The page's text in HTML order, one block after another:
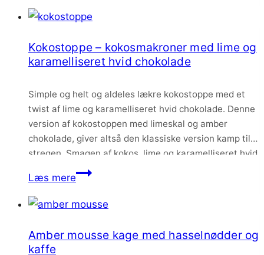
med
karamelganache
og
Kokostoppe – kokosmakroner med lime og
karamelliseret hvid chokolade
Simple og helt og aldeles lækre kokostoppe med et
twist af lime og karamelliseret hvid chokolade. Denne
version af kokostoppen med limeskal og amber
chokolade, giver altså den klassiske version kamp til
stregen. Smagen af kokos, lime og karamelliseret hvid
chokolade er virkelig skøn, og jeg har altså svært ved
at holde igen, når disse…
Læs mereKokostoppe
kokosmakroner
lime
Amber mousse kage med hasselnødder og
kaffe